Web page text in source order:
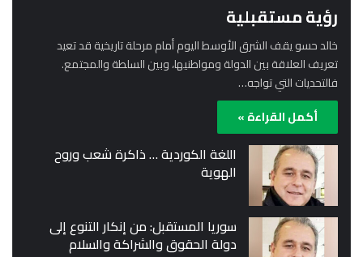
رؤية مستقبلية
خالد حسو يقف الشرق الأوسط اليوم أمام مرحلة تاريخية قد تعيد
تعريف العلاقة بين الدولة ومواطنيها، وبين السلطة والمجتمع.
فالتحديات التي تواجه…
أكمل القراءة »
اللغة الكوردية … ذاكرة شعب وروح
الهوية
سوريا المستقبل: من إنكار التنوع إلى
دولة الحقوق والشراكة والسلام